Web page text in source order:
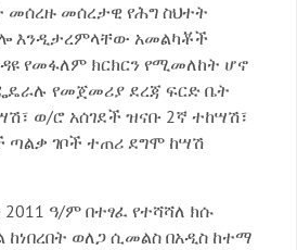
መሰረዙ መሰረታዊ የሕግ ስህተት
እንዲታረምላቸው አመልካቾች
የመፋለም ክርክርን የሚመለከት ሆኖ
የመጀመሪያ ደረጃ ፍርድ ቤት
ወ/ሮ አሰገደች ዝናቡ 2ኛ ተከሣሽ፣
ጣልቃ ገቦች ተጠሪ ደግሞ ከሣሽ
ዓ/ም በተፃፈ የተሻሻለ ክሱ
ከነበረበት ወለጋ ሲመልስ በአዲስ ከተማ